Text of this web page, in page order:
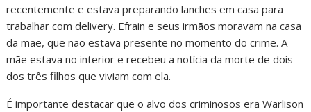
recentemente e estava preparando lanches em casa para
trabalhar com delivery. Efrain e seus irmãos moravam na casa
da mãe, que não estava presente no momento do crime. A
mãe estava no interior e recebeu a notícia da morte de dois
dos três filhos que viviam com ela.
É importante destacar que o alvo dos criminosos era Warlison